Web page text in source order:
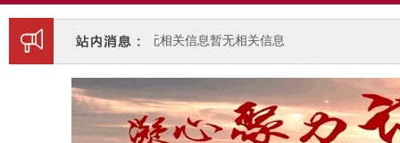
暂无相关信息暂无相关信息